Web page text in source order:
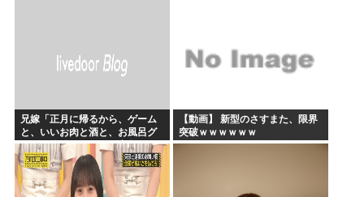
Win95開発者「日本でITが3Kと呼ばれるのは企業が根...
兄嫁「正月に帰るから、ゲーム
と、いいお肉と酒と、お風呂グ
ッズの準備しとけよ」寝起きの
私「知るかボケ」兄嫁「キィィ
ィィー！！！！」私「あ…」
【動画】 新型のさすまた、限界
突破ｗｗｗｗｗｗ